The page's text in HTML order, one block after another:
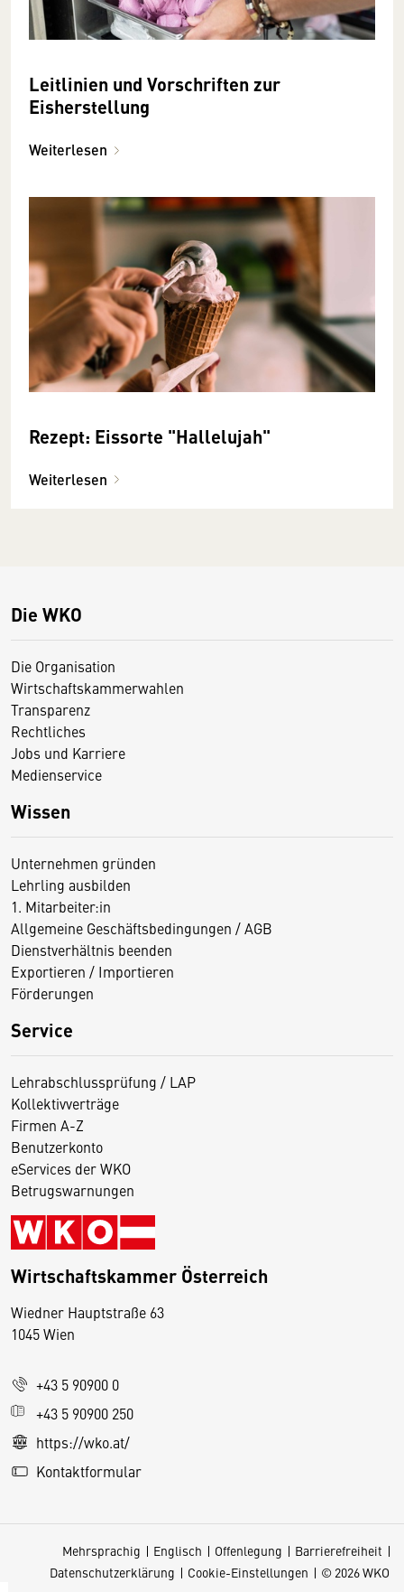
Leitlinien und Vorschriften zur
Eisherstellung
Weiterlesen
Rezept: Eissorte "Hallelujah"
Weiterlesen
Die WKO
Die Organisation
Wirtschaftskammerwahlen
Transparenz
Rechtliches
Jobs und Karriere
Medienservice
Wissen
Unternehmen gründen
Lehrling ausbilden
1. Mitarbeiter:in
Allgemeine Geschäftsbedingungen / AGB
Dienstverhältnis beenden
Exportieren / Importieren
Förderungen
Service
Lehrabschlussprüfung / LAP
Kollektivverträge
Firmen A-Z
Benutzerkonto
eServices der WKO
Betrugswarnungen
Wirtschaftskammer Österreich
Wiedner Hauptstraße 63
1045 Wien
+43 5 90900 0
+43 5 90900 250
https://wko.at/
Kontaktformular
Mehrsprachig Englisch Offenlegung
Barrierefreiheit
Datenschutzerklärung
Cookie-Einstellungen © 2026 WKO
D
s
e
S
e